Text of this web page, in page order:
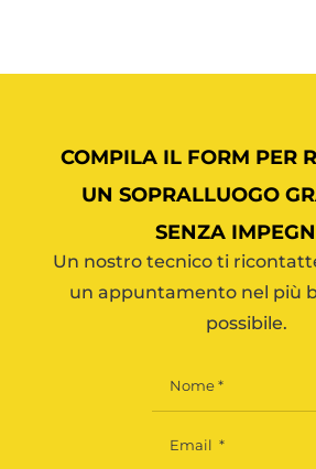
COMPILA IL FORM PER
UN SOPRALLUOGO
SENZA
Un nostro tecnico ti
un appuntamento nel più
possibile.